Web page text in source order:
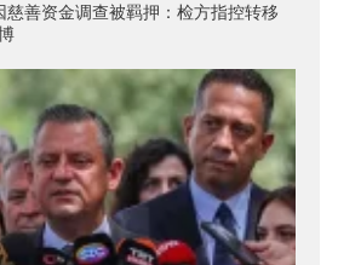
慈善资金调查被羁押：检方指控转移